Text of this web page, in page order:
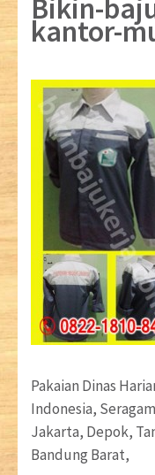
Bikin-
kantor-
Pakaian Dinas
Indonesia,
Jakarta, Depok,
Bandung Barat,